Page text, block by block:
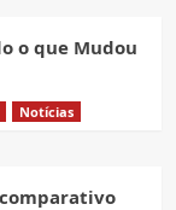
o que Mudou
Notícias
comparativo